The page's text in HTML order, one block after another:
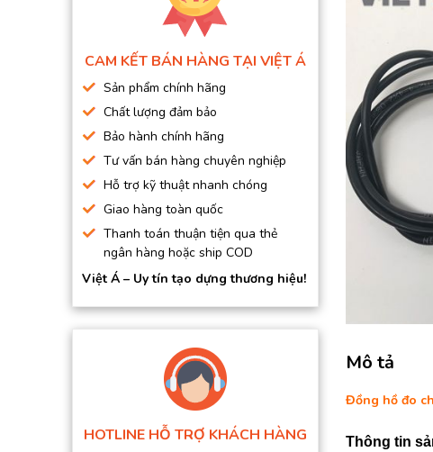
DÂY HƠI, ỐNG HƠI
BƠM MÀNG KHÍ NÉN
BƠM HÚT CHÂN KHÔNG
BƠM ĐỊNH LƯỢNG
MOTOR, HỘP GIẢM TỐC
MÁY TẠO KHÍ NITO
CAM KẾT BÁN HÀNG TẠI VIỆT Á
Sản phẩm chính hãng
Chất lượng đảm bảo
Bảo hành chính hãng
Tư vấn bán hàng chuyên nghiệp
Hỗ trợ kỹ thuật nhanh chóng
Giao hàng toàn quốc
Thanh toán thuận tiện qua thẻ
ngân hàng hoặc ship COD
Việt Á – Uy tín tạo dựng thương hiệu!
HOTLINE HỖ TRỢ KHÁCH HÀNG
Mô tả
Đồng hồ đo
Thông tin